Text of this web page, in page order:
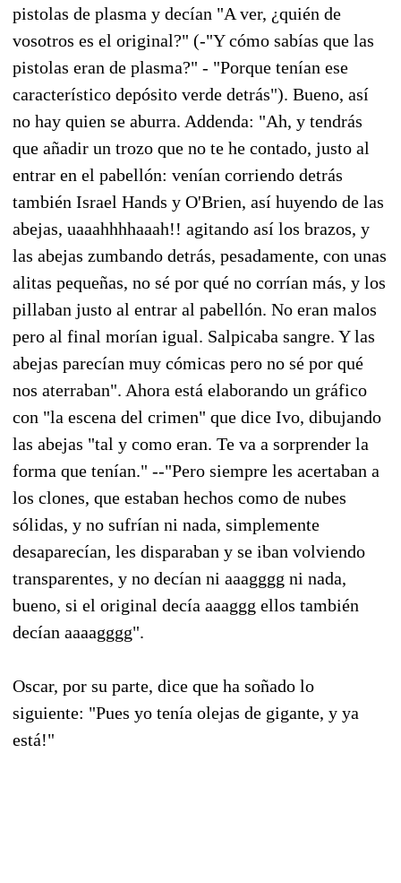
pistolas de plasma y decían "A ver, ¿quién de
vosotros es el original?" (-"Y cómo sabías que las
pistolas eran de plasma?" - "Porque tenían ese
característico depósito verde detrás"). Bueno, así
no hay quien se aburra. Addenda: "Ah, y tendrás
que añadir un trozo que no te he contado, justo al
entrar en el pabellón: venían corriendo detrás
también Israel Hands y O'Brien, así huyendo de las
abejas, uaaahhhhaaah!! agitando así los brazos, y
las abejas zumbando detrás, pesadamente, con unas
alitas pequeñas, no sé por qué no corrían más, y los
pillaban justo al entrar al pabellón. No eran malos
pero al final morían igual. Salpicaba sangre. Y las
abejas parecían muy cómicas pero no sé por qué
nos aterraban". Ahora está elaborando un gráfico
con "la escena del crimen" que dice Ivo, dibujando
las abejas "tal y como eran. Te va a sorprender la
forma que tenían." --"Pero siempre les acertaban a
los clones, que estaban hechos como de nubes
sólidas, y no sufrían ni nada, simplemente
desaparecían, les disparaban y se iban volviendo
transparentes, y no decían ni aaagggg ni nada,
bueno, si el original decía aaaggg ellos también
decían aaaagggg".
Oscar, por su parte, dice que ha soñado lo
siguiente: "Pues yo tenía olejas de gigante, y ya
está!"